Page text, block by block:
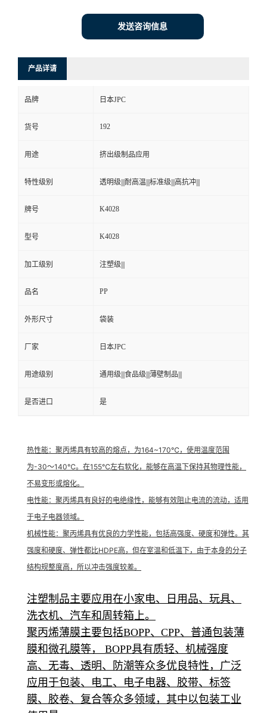
发送咨询信息
产品详请
品牌 日本JPC
货号 192
用途 挤出级制品应用
特性级别 透明级|||耐高温|||标准级|||高抗冲|||
牌号 K4028
型号 K4028
加工级别 注塑级|||
品名 PP
外形尺寸 袋装
厂家 日本JPC
用途级别 通用级|||食品级|||薄壁制品|||
是否进口 是
热性能：聚丙烯具有较高的熔点 ，为164~170℃，使用温度范围
为-30～140℃。在155℃左右软化，能够在高温下保持其物理性能，
不易变形或熔化。
电性能：聚丙烯具有良好的电绝缘性，能够有效阻止电流的流动，适用
于电子电器领域。
机械性能：聚丙烯具有优良的力学性能，包括高强度、硬度和弹性。其
强度和硬度、弹性都比HDPE高，但在室温和低温下，由于本身的分子
结构规整度高，所以冲击强度较差。
注塑制品主要应用在小家电、日用品、玩具、
洗衣机、汽车和周转箱上。
聚丙烯薄膜主要包括BOPP、CPP、普通包装薄
膜和微孔膜等， BOPP具有质轻、机械强度
高、无毒、透明、防潮等众多优良特性，广泛
应用于包装、电工、电子电器、胶带、标签
膜、胶卷、复合等众多领域，其中以包装工业